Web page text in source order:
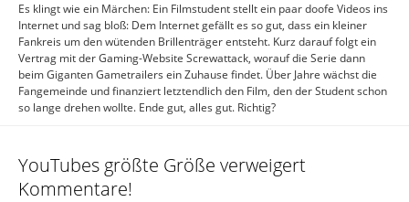
Es klingt wie ein Märchen: Ein Filmstudent stellt ein paar doofe Videos ins
Internet und sag bloß: Dem Internet gefällt es so gut, dass ein kleiner
Fankreis um den wütenden Brillenträger entsteht. Kurz darauf folgt ein
Vertrag mit der Gaming-Website Screwattack, worauf die Serie dann
beim Giganten Gametrailers ein Zuhause findet. Über Jahre wächst die
Fangemeinde und finanziert letztendlich den Film, den der Student schon
so lange drehen wollte. Ende gut, alles gut. Richtig?
YouTubes größte Größe verweigert
Kommentare!